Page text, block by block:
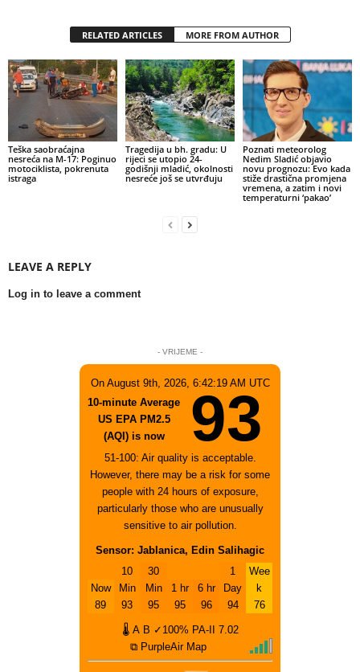
RELATED ARTICLES MORE FROM AUTHOR
Teška saobraćajna
nesreća na M-17: Poginuo
motociklista, pokrenuta
istraga
Tragedija u bh. gradu: U
rijeci se utopio 24-
godišnji mladić, okolnosti
nesreće još se utvrđuju
Poznati meteorolog
Nedim Sladić objavio
novu prognozu: Evo kada
stiže drastična promjena
vremena, a zatim i novi
temperaturni ‘pakao’
LEAVE A REPLY
Log in to leave a comment
- VRIJEME -
On August 9th, 2026, 6:42:19 AM UTC
10-minute Average
US EPA PM2.5
(AQI) is now
93
51-100: Air quality is acceptable.
However, there may be a risk for some
people with 24 hours of exposure,
particularly those who are unusually
sensitive to air pollution.
Sensor: Jablanica, Edin Salihagic
Now
89
10
Min
93
30
Min
95
1 hr
95
6 hr
96
1
Day
94
Wee
k
76
🌡 A B ✓100% PA-II 7.02
⧉ PurpleAir Map